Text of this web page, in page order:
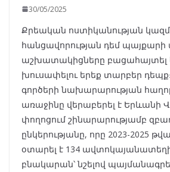
30/05/2025
Քրեական ոստիկանության
հանցավորության դեմ պայքարի
աշխատակիցները բացահայտել
խուսափելու երեք տարբեր
գործերի նախարարության
առաջինը վերաբերել է Երևանի
փողոցում շինարարությամբ
ընկերությանը, որը 2023-2025
օտարել է 134
բնակարան՝ նշելով